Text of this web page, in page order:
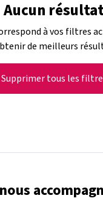
Aucun
à vos filtres
de meilleurs
Supprimer tous les